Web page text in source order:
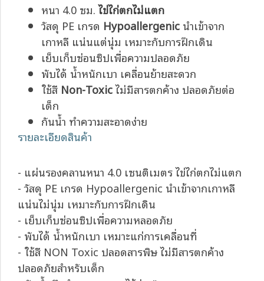
หนา 4.0 ซม.ไข่ไก่ตกไม่แตก
วัสดุ PE เกรด Hypoallergenic นำเข้าจาก
เกาหลี แน่นแต่นุ่ม เหมาะกับการฝึกเดิน
เย็บเก็บซ่อนซิปเพื่อความปลอดภัย
พับได้ น้ำหนักเบา เคลื่อนย้ายสะดวก
ใช้สี Non-Toxicไม่มีสารตกค้าง ปลอดภัยต่อ
เด็ก
กันน้ำ ทำความสะอาดง่าย
รายละเอียดสินค้า
- แผ่นรองคลานหนา 4.0 เซนติเมตร ไข่ไก่ตกไม่แตก
- วัสดุ PE เกรด Hypoallergenic นำเข้าจากเกาหลี
แน่นไม่นุ่ม เหมาะกับการฝึกเดิน
- เย็บเก็บซ่อนซิปเพื่อความหลอดภัย
- พับได้ น้ำหนักเบา เหมาะแก่การเคลื่อนที่
- ใช้สี NON Toxic ปลอดสารพิษ ไม่มีสารตกค้าง
ปลอดภัยสำหรับเด็ก